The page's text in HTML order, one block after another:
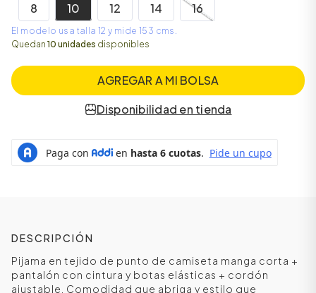
8
10 12 14 16
El modelo usa talla 12 y mide 153 cms.
Quedan 10 unidades disponibles
AGREGAR A MI BOLSA
Disponibilidad en tienda
DESCRIPCIÓN
Pijama en tejido de punto de camiseta manga corta +
pantalón con cintura y botas elásticas + cordón
ajustable. Comodidad que abriga y estilo que